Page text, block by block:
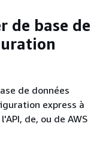
de base de
de données
express à
de, ou de AWS